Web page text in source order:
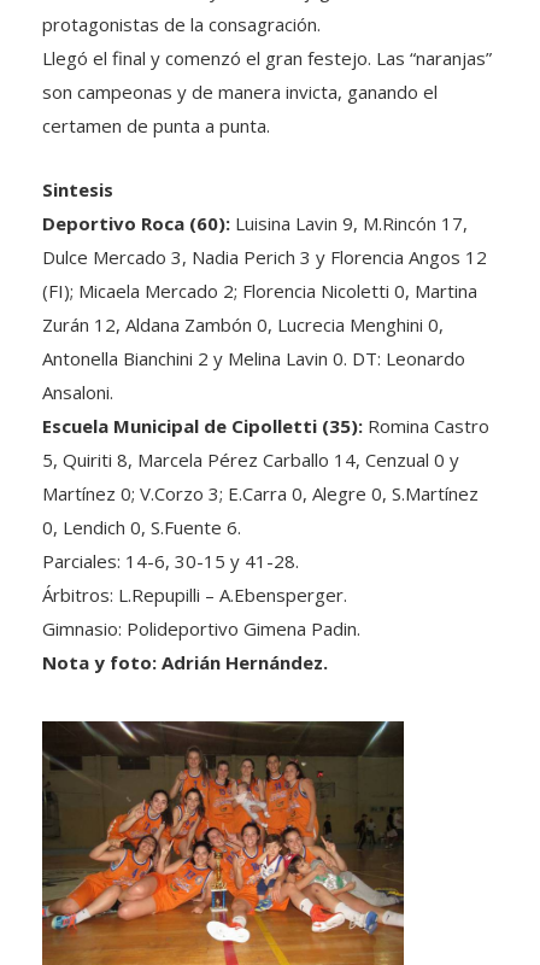
protagonistas de la consagración.
Llegó el final y comenzó el gran festejo. Las “naranjas”
son campeonas y de manera invicta, ganando el
certamen de punta a punta.
Sintesis
Deportivo Roca (60): Luisina Lavin 9, M.Rincón 17,
Dulce Mercado 3, Nadia Perich 3 y Florencia Angos 12
(FI); Micaela Mercado 2; Florencia Nicoletti 0, Martina
Zurán 12, Aldana Zambón 0, Lucrecia Menghini 0,
Antonella Bianchini 2 y Melina Lavin 0. DT: Leonardo
Ansaloni.
Escuela Municipal de Cipolletti (35): Romina Castro
5, Quiriti 8, Marcela Pérez Carballo 14, Cenzual 0 y
Martínez 0; V.Corzo 3; E.Carra 0, Alegre 0, S.Martínez
0, Lendich 0, S.Fuente 6.
Parciales: 14-6, 30-15 y 41-28.
Árbitros: L.Repupilli – A.Ebensperger.
Gimnasio: Polideportivo Gimena Padin.
Nota y foto: Adrián Hernández.